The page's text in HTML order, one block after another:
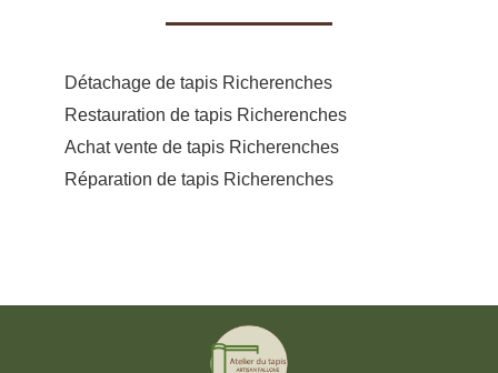
Détachage de tapis Richerenches
Restauration de tapis Richerenches
Achat vente de tapis Richerenches
Réparation de tapis Richerenches